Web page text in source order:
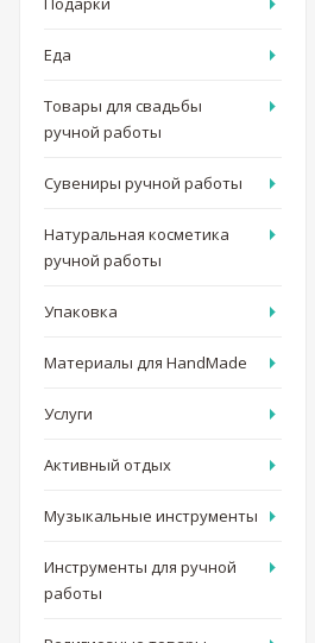
Еда
Товары для свадьбы
ручной работы
Сувениры ручной работы
Натуральная косметика
ручной работы
Упаковка
Материалы для HandMade
Услуги
Активный отдых
Музыкальные инструменты
Инструменты для ручной
работы